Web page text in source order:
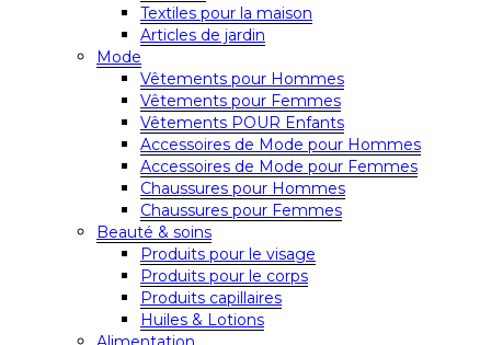
Textiles pour la maison
Articles de jardin
Mode
Vêtements pour Hommes
Vêtements pour Femmes
Vêtements POUR Enfants
Accessoires de Mode pour Hommes
Accessoires de Mode pour Femmes
Chaussures pour Hommes
Chaussures pour Femmes
Beauté & soins
Produits pour le visage
Produits pour le corps
Produits capillaires
Huiles & Lotions